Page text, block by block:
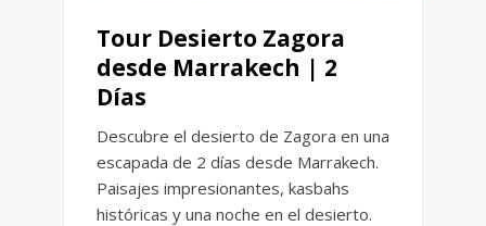
Tour Desierto Zagora
desde Marrakech | 2
Días
Descubre el desierto de Zagora en una
escapada de 2 días desde Marrakech.
Paisajes impresionantes, kasbahs
históricas y una noche en el desierto.